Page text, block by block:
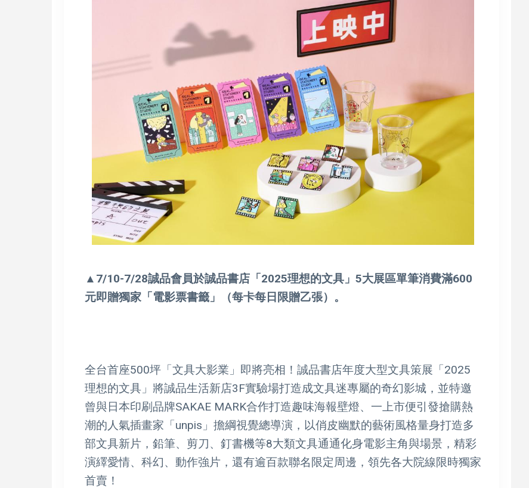
▲7/10-7/28誠品會員於誠品書店「2025理想的文具」5大展區單筆消費滿600
元即贈獨家「電影票書籤」（每卡每日限贈乙張）。
全台首座500坪「文具大影業」即將亮相！誠品書店年度大型文具策展「2025
理想的文具」將誠品生活新店3F實驗場打造成文具迷專屬的奇幻影城，並特邀
曾與日本印刷品牌SAKAE MARK合作打造趣味海報壁燈、一上市便引發搶購熱
潮的人氣插畫家「unpis」擔綱視覺總導演，以俏皮幽默的藝術風格量身打造多
部文具新片，鉛筆、剪刀、釘書機等8大類文具通通化身電影主角與場景，精彩
演繹愛情、科幻、動作強片，還有逾百款聯名限定周邊，領先各大院線限時獨家
首賣！